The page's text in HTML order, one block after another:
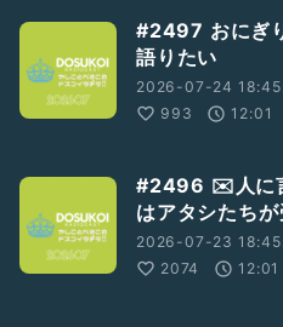
#2497 おにぎ
語りたい
2026-07-24
993
12:01
#2496 ✉️人に
はアタシたちが
2026-07-23
2074
12:01